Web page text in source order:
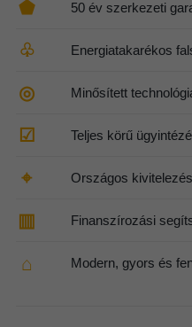
⬟ 50 év szerkezeti
♧ Energiatakarékos
◎ Minősített
☑ Teljes körű
⌖ Országos kivitelezés
▥ Finanszírozási
⌂ Modern, gyors és